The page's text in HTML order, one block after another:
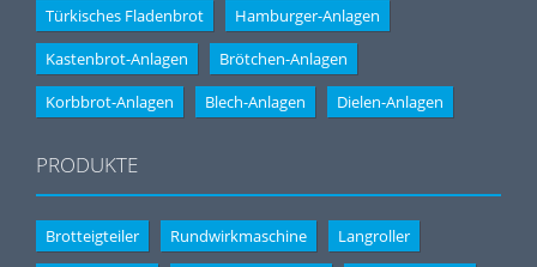
Türkisches Fladenbrot
Hamburger-Anlagen
Kastenbrot-Anlagen
Brötchen-Anlagen
Korbbrot-Anlagen
Blech-Anlagen Dielen-Anlagen
PRODUKTE
Brotteigteiler Rundwirkmaschine
Langroller